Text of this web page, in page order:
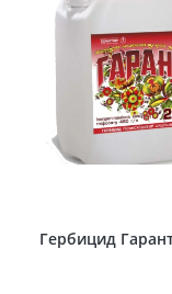
Гербицид